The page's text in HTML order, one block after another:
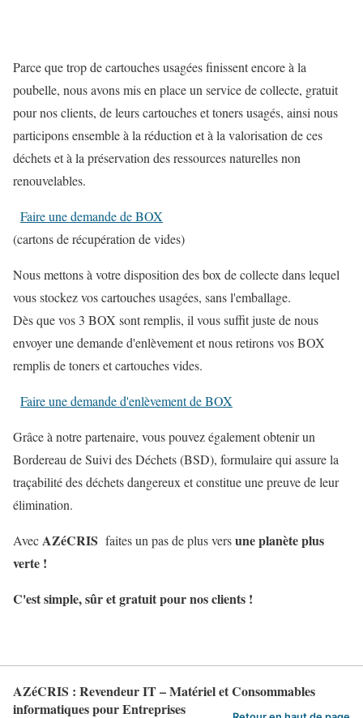
Parce que trop de cartouches usagées finissent encore à la
poubelle, nous avons mis en place un service de collecte, gratuit
pour nos clients, de leurs cartouches et toners usagés, ainsi nous
participons ensemble à la réduction et à la valorisation de ces
déchets et à la préservation des ressources naturelles non
renouvelables.
Faire une demande de BOX
(cartons de récupération de vides)
Nous mettons à votre disposition des box de collecte dans lequel
vous stockez vos cartouches usagées, sans l'emballage.
Dès que vos 3 BOX sont remplis, il vous suffit juste de nous
envoyer une demande d'enlèvement et nous retirons vos BOX
remplis de toners et cartouches vides.
Faire une demande d'enlèvement de BOX
Grâce à notre partenaire, vous pouvez également obtenir un
Bordereau de Suivi des Déchets (BSD), formulaire qui assure la
traçabilité des déchets dangereux et constitue une preuve de leur
élimination.
Avec AZéCRIS faites un pas de plus versune planète plus
verte !
C'est simple, sûr et gratuit pour nos clients !
AZéCRIS : Revendeur IT – Matériel et Consommables
informatiques pour Entreprises